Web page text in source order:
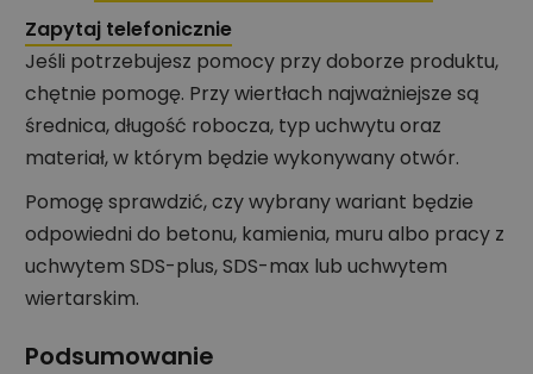
Zapytaj telefonicznie
Jeśli potrzebujesz pomocy przy doborze produktu,
chętnie pomogę. Przy wiertłach najważniejsze są
średnica, długość robocza, typ uchwytu oraz
materiał, w którym będzie wykonywany otwór.
Pomogę sprawdzić, czy wybrany wariant będzie
odpowiedni do betonu, kamienia, muru albo pracy z
uchwytem SDS-plus, SDS-max lub uchwytem
wiertarskim.
Podsumowanie